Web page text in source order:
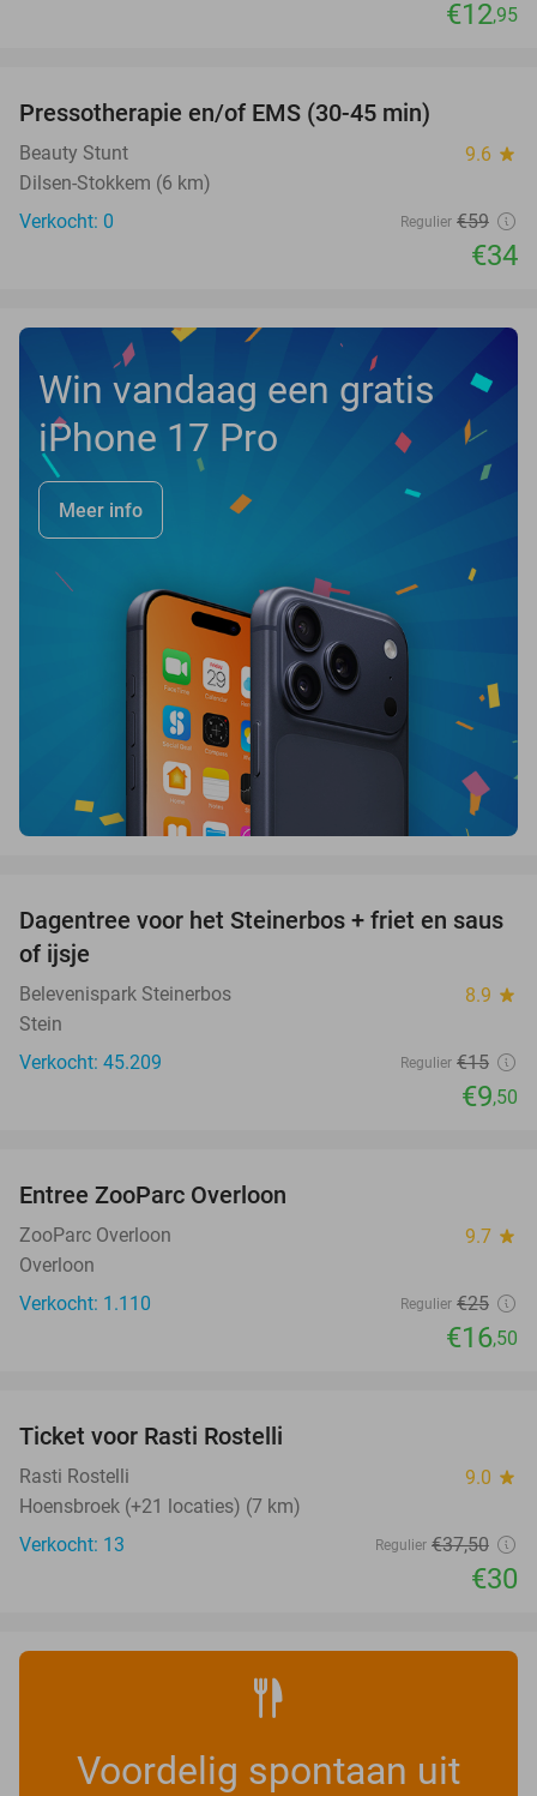
€12,95
TODAY
Pressotherapie en/of EMS (30-45 min)
Beauty Stunt 9.6 star
Dilsen-Stokkem (6 km)
Verkocht: 0
Regulier €59
€34
Win vandaag een gratis
iPhone 17 Pro
Meer info
37%
Dagentree voor het Steinerbos + friet en saus
of ijsje
Belevenispark Steinerbos 8.9 star
Stein
Verkocht: 45.209
Regulier €15
€9,50
Entree ZooParc Overloon
ZooParc Overloon 9.7 star
Overloon
Verkocht: 1.110
Regulier €25
€16,50
TODAY
Ticket voor Rasti Rostelli
Rasti Rostelli 9.0 star
Hoensbroek (+21 locaties) (7 km)
Verkocht: 13
Regulier €37,50
€30
Voordelig spontaan uit